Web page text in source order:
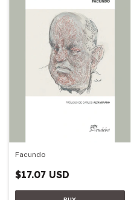
Facundo
$17.07 USD